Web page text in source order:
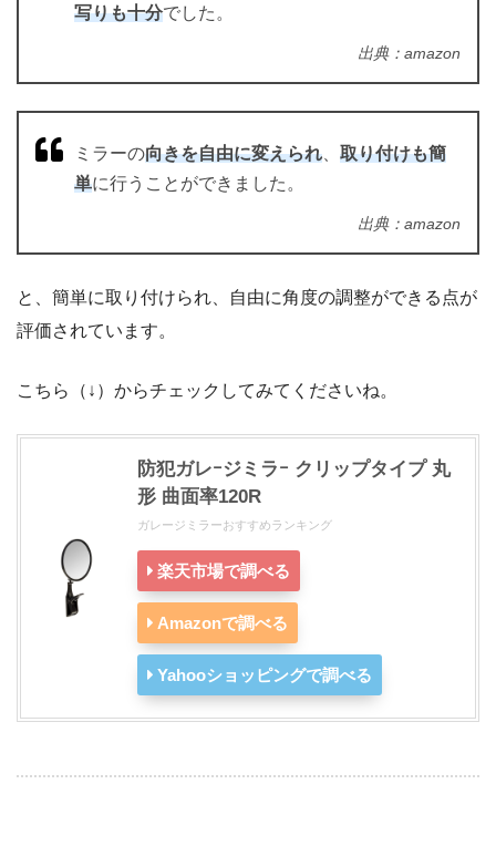
写りも十分でした。
出典：amazon
ミラーの向きを自由に変えられ
取り付けも簡
単に行うことができました。
出典：amazon
と、簡単に取り付けられ、自由に角度の調整ができる点が
評価されています。
こちら（↓）からチェックしてみてくださいね。
防犯ガレｰジミラｰ クリップタイプ 丸
形 曲面率120R
ガレージミラーおすすめランキング
楽天市場で調べる
Amazonで調べる
Yahooショッピングで調べる